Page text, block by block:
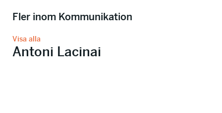
Fler inom Kommunikation
Visa alla
Antoni Lacinai